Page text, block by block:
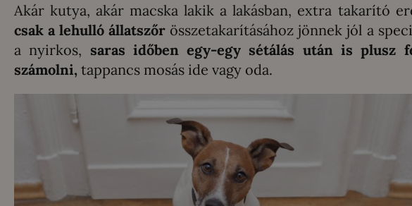
Akár kutya, akár macska lakik a lakásban, extra takarító
csak a lehulló állatszőr összetakarításához jönnek jól a
a nyirkos, saras időben egy-egy sétálás után is plusz
számolni, tappancs mosás ide vagy oda.